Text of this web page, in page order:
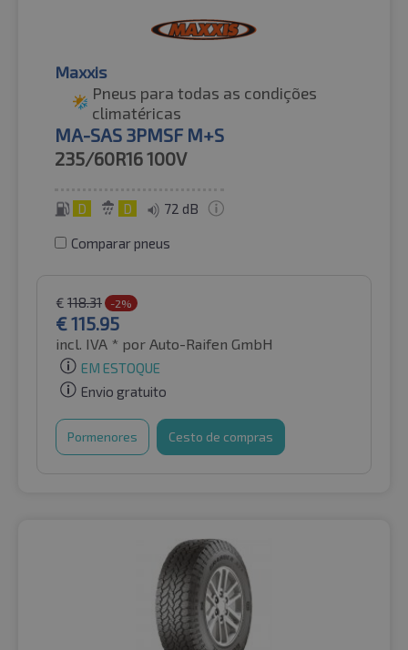
Maxxis
Pneus para todas as condições
climatéricas
MA-SAS 3PMSF M+S
235/60R16100V
D D 72 dB
Comparar pneus
€ 118.31 -2%
€115.95
incl. IVA * por Auto-Raifen GmbH
EM ESTOQUE
Envio gratuito
Pormenores Cesto de compras